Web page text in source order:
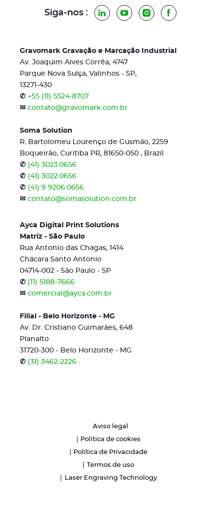
Siga-nos : LinkedInYouTubeInstagramFacebook
Gravomark Gravação e Marcação Industrial
Av. Joaquim Alves Corrêa, 4747
Parque Nova Suíça, Valinhos - SP,
13271-430
✆ +55 (11) 5524-8707
✉ contato@gravomark.com.br
Soma Solution
R. Bartolomeu Lourenço de Gusmão, 2259
Boqueirão, Curitiba PR, 81650-050 , Brazil
✆ (41) 3023.0656
✆ (41) 3022.0656
✆ (41) 9 9206.0656
✉ contato@somasolution.com.br
Ayca Digital Print Solutions
Matriz - São Paulo
Rua Antonio das Chagas, 1414
Chácara Santo Antonio
04714-002 - São Paulo - SP
✆ (11) 5188-7666
✉ comercial@ayca.com.br
Filial - Belo Horizonte - MG
Av. Dr. Cristiano Guimarães, 648
Planalto
31720-300 - Belo Horizonte - MG
✆ (31) 3462-2226
Aviso legal
Política de cookies
Política de Privacidade
Termos de uso
Laser Engraving Technology